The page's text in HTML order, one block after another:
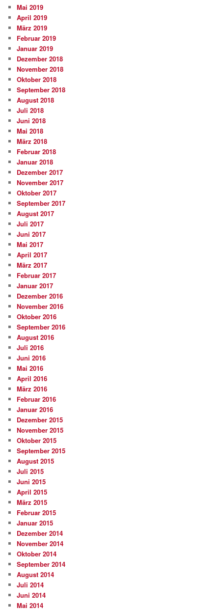
Mai 2019
April 2019
März 2019
Februar 2019
Januar 2019
Dezember 2018
November 2018
Oktober 2018
September 2018
August 2018
Juli 2018
Juni 2018
Mai 2018
März 2018
Februar 2018
Januar 2018
Dezember 2017
November 2017
Oktober 2017
September 2017
August 2017
Juli 2017
Juni 2017
Mai 2017
April 2017
März 2017
Februar 2017
Januar 2017
Dezember 2016
November 2016
Oktober 2016
September 2016
August 2016
Juli 2016
Juni 2016
Mai 2016
April 2016
März 2016
Februar 2016
Januar 2016
Dezember 2015
November 2015
Oktober 2015
September 2015
August 2015
Juli 2015
Juni 2015
April 2015
März 2015
Februar 2015
Januar 2015
Dezember 2014
November 2014
Oktober 2014
September 2014
August 2014
Juli 2014
Juni 2014
Mai 2014